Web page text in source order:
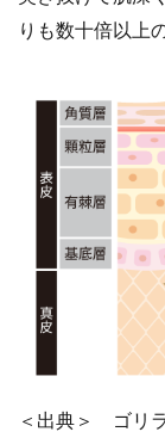
りも数十倍以上
＜出典＞ ゴリ